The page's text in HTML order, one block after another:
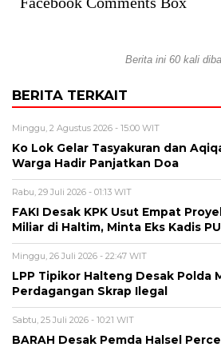
Berita ini 60 kali
BERITA TERKAIT
Minggu, 2 Agustus 2026 - 15:00 WIT
Ko Lok Gelar Tasyakuran dan
Warga Hadir Panjatkan Doa
Rabu, 29 Juli 2026 - 01:13 WIT
FAKI Desak KPK Usut Empat
Miliar di Haltim, Minta Eks Kadis
Minggu, 26 Juli 2026 - 22:47 WIT
LPP Tipikor Halteng Desak Polda
Perdagangan Skrap Ilegal
Sabtu, 25 Juli 2026 - 10:21 WIT
BARAH Desak Pemda Halsel